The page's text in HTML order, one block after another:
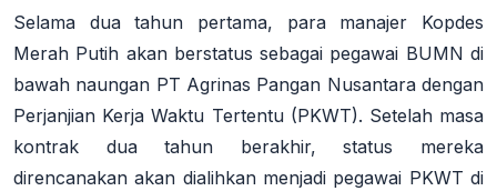
Selama dua tahun pertama, para manajer Kopdes
Merah Putih akan berstatus sebagai pegawai BUMN di
bawah naungan PT Agrinas Pangan Nusantara dengan
Perjanjian Kerja Waktu Tertentu (PKWT). Setelah masa
kontrak dua tahun berakhir, status mereka
direncanakan akan dialihkan menjadi pegawai PKWT di